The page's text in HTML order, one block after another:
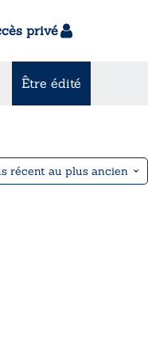
privé
Être édité